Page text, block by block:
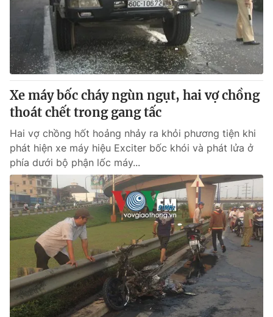
Xe máy bốc cháy ngùn ngụt, hai vợ chồng
thoát chết trong gang tấc
Hai vợ chồng hốt hoảng nhảy ra khỏi phương tiện khi
phát hiện xe máy hiệu Exciter bốc khói và phát lửa ở
phía dưới bộ phận lốc máy...